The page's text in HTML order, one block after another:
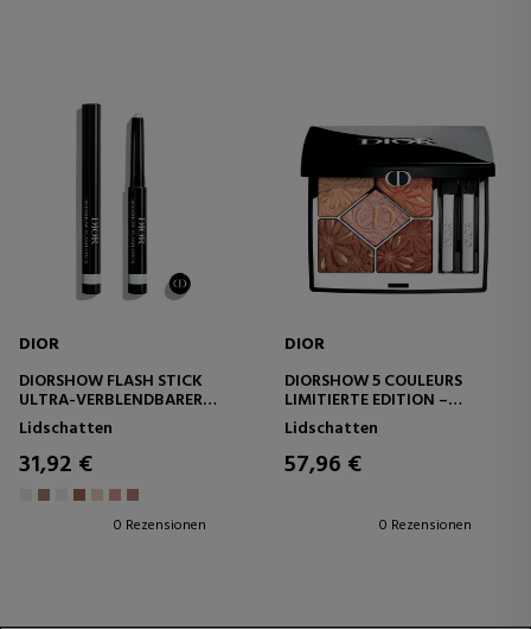
DIOR
DIORSHOW FLASH STICK
ULTRA-VERBLENDBARER
LIDSCHATTENSTIFT –
WASSERFEST
Lidschatten
31,92 €
0 Rezensionen
DIOR
DIORSHOW 5 COULEURS
LIMITIERTE EDITION –
AUGENPALETTE – 5
LIDSCHATTEN
Lidschatten
57,96 €
0 Rezensionen